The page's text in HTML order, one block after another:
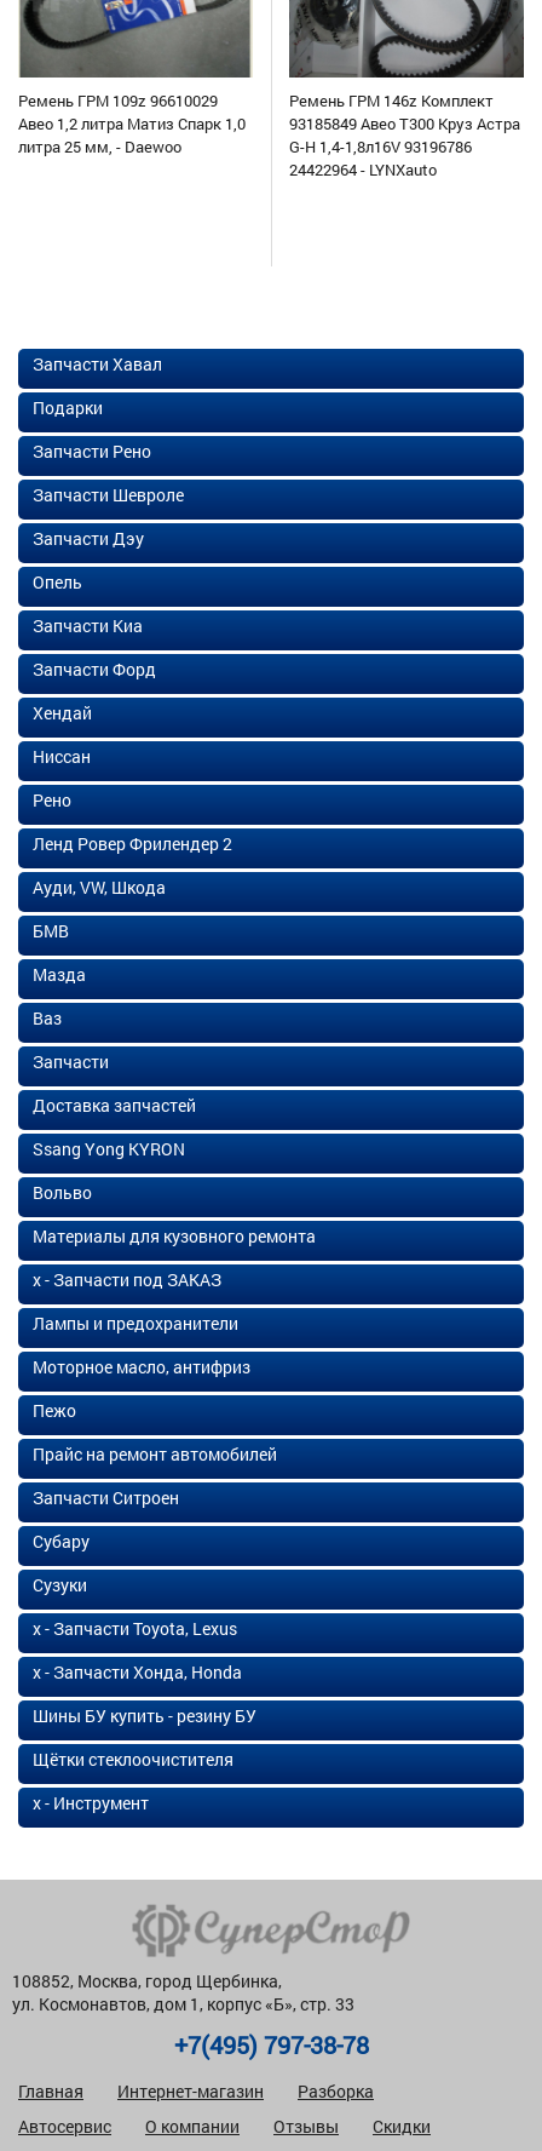
Ремень ГРМ 109z 96610029
Авео 1,2 литра Матиз Спарк 1,0
литра 25 мм, - Daewoo
Ремень ГРМ 146z Комплект
93185849 Авео Т300 Круз Астра
G-H 1,4-1,8л16V 93196786
24422964 - LYNXauto
Запчасти Хавал
Подарки
Запчасти Рено
Запчасти Шевроле
Запчасти Дэу
Опель
Запчасти Киа
Запчасти Форд
Хендай
Ниссан
Рено
Ленд Ровер Фрилендер 2
Ауди, VW, Шкода
БМВ
Мазда
Ваз
Запчасти
Доставка запчастей
Ssang Yong KYRON
Вольво
Материалы для кузовного ремонта
х - Запчасти под ЗАКАЗ
Лампы и предохранители
Моторное масло, антифриз
Пежо
Прайс на ремонт автомобилей
Запчасти Ситроен
Субару
Сузуки
х - Запчасти Toyota, Lexus
х - Запчасти Хонда, Honda
Шины БУ купить - резину БУ
Щётки стеклоочистителя
х - Инструмент
108852, Москва, город Щербинка,
ул. Космонавтов, дом 1, корпус «Б», стр. 33
+7(495) 797-38-78
Главная Интернет-магазин
Разборка
Автосервис
О компании Отзывы
Скидки